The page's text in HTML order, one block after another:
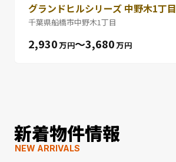
グランドヒルシリーズ 中野木1丁目
千葉県船橋市中野木1丁目
2,930 万円〜3,680 万円
新着物件情報
NEW ARRIVALS